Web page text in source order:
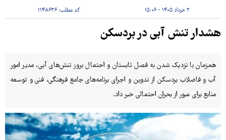
۲ خرداد ۱۴۰۵ - ۱۵:۰۶ کد مطلب: ۱۱۴۸۶۳۶
هشدار تنش آبی در بردسکن
همزمان با نزدیک شدن به فصل تابستان و احتمال بروز تنش‌های آبی، مدیر امور
آب و فاضلاب بردسکن از تدوین و اجرای برنامه‌های جامع فرهنگی، فنی و توسعه
منابع برای عبور از بحران احتمالی خبر داد.